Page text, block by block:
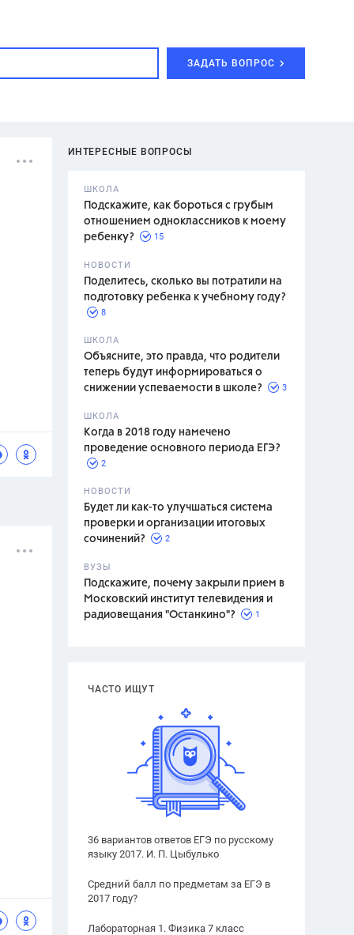
ЗАДАТЬ ВОПРОС
ИНТЕРЕСНЫЕ ВОПРОСЫ
ШКОЛА
Подскажите, как бороться с грубым
отношением одноклассников к моему
ребенку?
15
НОВОСТИ
Поделитесь, сколько вы потратили на
подготовку ребенка к учебному году?
8
ШКОЛА
Объясните, это правда, что родители
теперь будут информироваться о
снижении успеваемости в школе?
3
ШКОЛА
Когда в 2018 году намечено
проведение основного периода ЕГЭ?
2
НОВОСТИ
Будет ли как-то улучшаться система
проверки и организации итоговых
сочинений?
2
ВУЗЫ
Подскажите, почему закрыли прием в
Московский институт телевидения и
радиовещания "Останкино"?
1
ЧАСТО ИЩУТ
36 вариантов ответов ЕГЭ по русскому
языку 2017. И. П. Цыбулько
Средний балл по предметам за ЕГЭ в
2017 году?
Лабораторная 1. Физика 7 класс